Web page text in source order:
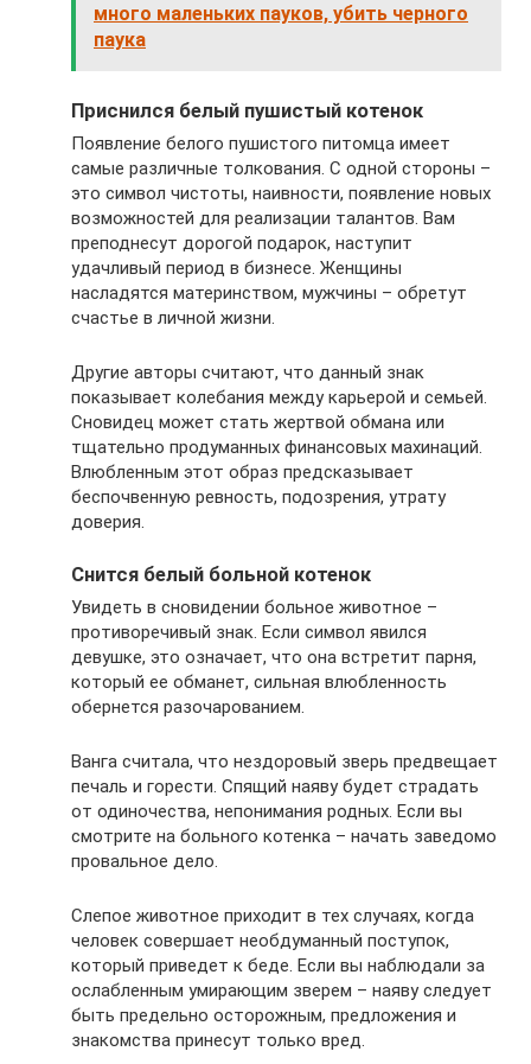
много маленьких пауков, убить черного
паука
Приснился белый пушистый котенок
Появление белого пушистого питомца имеет
самые различные толкования. С одной стороны –
это символ чистоты, наивности, появление новых
возможностей для реализации талантов. Вам
преподнесут дорогой подарок, наступит
удачливый период в бизнесе. Женщины
насладятся материнством, мужчины – обретут
счастье в личной жизни.
Другие авторы считают, что данный знак
показывает колебания между карьерой и семьей.
Сновидец может стать жертвой обмана или
тщательно продуманных финансовых махинаций.
Влюбленным этот образ предсказывает
беспочвенную ревность, подозрения, утрату
доверия.
Снится белый больной котенок
Увидеть в сновидении больное животное –
противоречивый знак. Если символ явился
девушке, это означает, что она встретит парня,
который ее обманет, сильная влюбленность
обернется разочарованием.
Ванга считала, что нездоровый зверь предвещает
печаль и горести. Спящий наяву будет страдать
от одиночества, непонимания родных. Если вы
смотрите на больного котенка – начать заведомо
провальное дело.
Слепое животное приходит в тех случаях, когда
человек совершает необдуманный поступок,
который приведет к беде. Если вы наблюдали за
ослабленным умирающим зверем – наяву следует
быть предельно осторожным, предложения и
знакомства принесут только вред.